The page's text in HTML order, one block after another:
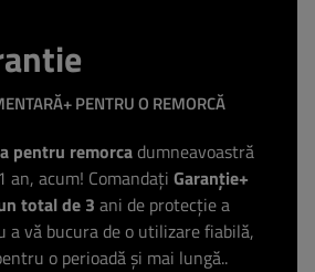
PENTRU O REMORCĂ
pentru remorcadumneavoastră
an, acum! Comandați Garanție+
total de 3 ani de protecție a
a vă bucura de o utilizare fiabilă,
o perioadă și mai lungă..